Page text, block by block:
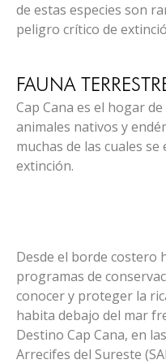
de estas especies son
peligro crítico de
PROGRAMA
FAUNA
Cap Cana es el hogar
animales nativos y
muchas de las cuales
extinción.
Desde el borde costero
programas de
conocer y proteger la
habita debajo del mar
Destino Cap Cana, en
Arrecifes del Sureste